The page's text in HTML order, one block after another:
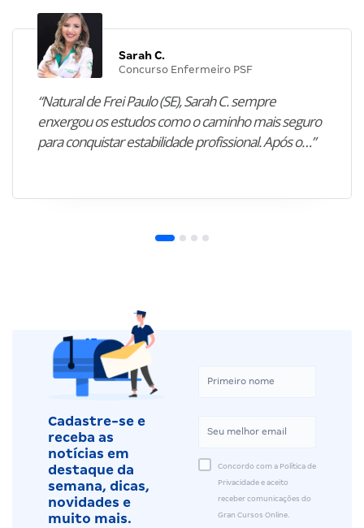
Sarah C.
Concurso Enfermeiro PSF
“Natural de Frei Paulo (SE), Sarah C. sempre
enxergou os estudos como o caminho mais seguro
para conquistar estabilidade profissional. Após o…”
Cadastre-se e
receba as
notícias em
destaque da
semana, dicas,
novidades e
muito mais.
Concordo com a Política de
Privacidade e aceito
receber comunicações do
Gran Cursos Online.